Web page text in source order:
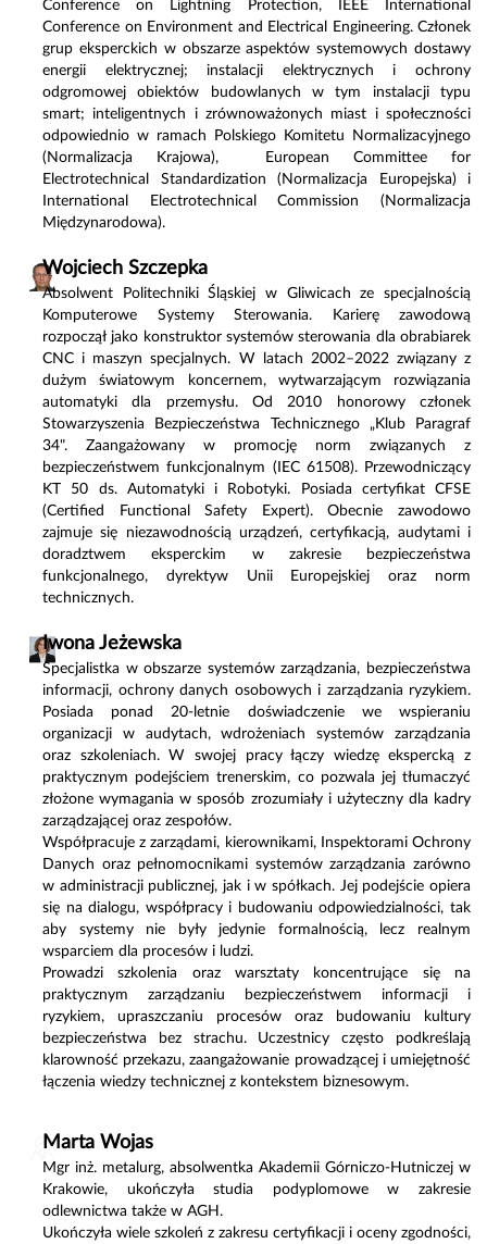
Conference on Lightning Protection, IEEE International
Conference on Environment and Electrical Engineering. Członek
grup eksperckich w obszarze aspektów systemowych dostawy
energii elektrycznej; instalacji elektrycznych i ochrony
odgromowej obiektów budowlanych w tym instalacji typu
smart; inteligentnych i zrównoważonych miast i społeczności
odpowiednio w ramach Polskiego Komitetu Normalizacyjnego
(Normalizacja Krajowa), European Committee for
Electrotechnical Standardization (Normalizacja Europejska) i
International Electrotechnical Commission (Normalizacja
Międzynarodowa).
Wojciech Szczepka
Absolwent Politechniki Śląskiej w Gliwicach ze specjalnością
Komputerowe Systemy Sterowania. Karierę zawodową
rozpoczął jako konstruktor systemów sterowania dla obrabiarek
CNC i maszyn specjalnych. W latach 2002–2022 związany z
dużym światowym koncernem, wytwarzającym rozwiązania
automatyki dla przemysłu. Od 2010 honorowy członek
Stowarzyszenia Bezpieczeństwa Technicznego „Klub Paragraf
34". Zaangażowany w promocję norm związanych z
bezpieczeństwem funkcjonalnym (IEC 61508). Przewodniczący
KT 50 ds. Automatyki i Robotyki. Posiada certyfikat CFSE
(Certified Functional Safety Expert). Obecnie zawodowo
zajmuje się niezawodnością urządzeń, certyfikacją, audytami i
doradztwem eksperckim w zakresie bezpieczeństwa
funkcjonalnego, dyrektyw Unii Europejskiej oraz norm
technicznych.
Iwona Jeżewska
Specjalistka w obszarze systemów zarządzania, bezpieczeństwa
informacji, ochrony danych osobowych i zarządzania ryzykiem.
Posiada ponad 20-letnie doświadczenie we wspieraniu
organizacji w audytach, wdrożeniach systemów zarządzania
oraz szkoleniach. W swojej pracy łączy wiedzę ekspercką z
praktycznym podejściem trenerskim, co pozwala jej tłumaczyć
złożone wymagania w sposób zrozumiały i użyteczny dla kadry
zarządzającej oraz zespołów.
Współpracuje z zarządami, kierownikami, Inspektorami Ochrony
Danych oraz pełnomocnikami systemów zarządzania zarówno
w administracji publicznej, jak i w spółkach. Jej podejście opiera
się na dialogu, współpracy i budowaniu odpowiedzialności, tak
aby systemy nie były jedynie formalnością, lecz realnym
wsparciem dla procesów i ludzi.
Prowadzi szkolenia oraz warsztaty koncentrujące się na
praktycznym zarządzaniu bezpieczeństwem informacji i
ryzykiem, upraszczaniu procesów oraz budowaniu kultury
bezpieczeństwa bez strachu. Uczestnicy często podkreślają
klarowność przekazu, zaangażowanie prowadzącej i umiejętność
łączenia wiedzy technicznej z kontekstem biznesowym.
Marta Wojas
Mgr inż. metalurg, absolwentka Akademii Górniczo-Hutniczej w
Krakowie, ukończyła studia podyplomowe w zakresie
odlewnictwa także w AGH.
Ukończyła wiele szkoleń z zakresu certyfikacji i oceny zgodności,